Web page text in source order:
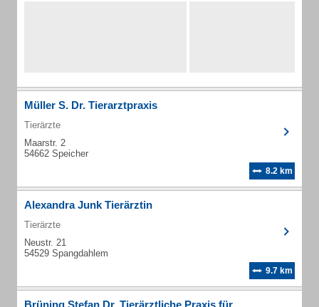
Müller S. Dr. Tierarztpraxis
Tierärzte
Maarstr. 2
54662 Speicher
8.2 km
Alexandra Junk Tierärztin
Tierärzte
Neustr. 21
54529 Spangdahlem
9.7 km
Brüning Stefan Dr. Tierärztliche Praxis für